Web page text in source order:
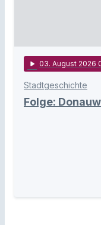
play_arrow 03. August 2026
Stadtgeschichte
Folge: